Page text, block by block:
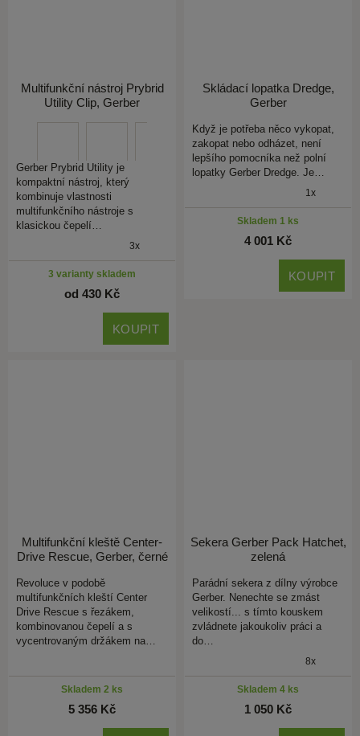
Multifunkční nástroj Prybrid
Utility Clip, Gerber
Gerber Prybrid Utility je
kompaktní nástroj, který
kombinuje vlastnosti
multifunkčního nástroje s
klasickou čepelí…
3x
3 varianty skladem
od 430 Kč
KOUPIT
Skládací lopatka Dredge,
Gerber
Když je potřeba něco vykopat,
zakopat nebo odházet, není
lepšího pomocníka než polní
lopatky Gerber Dredge. Je…
1x
Skladem 1 ks
4 001 Kč
KOUPIT
Multifunkční kleště Center-
Drive Rescue, Gerber, černé
Revoluce v podobě
multifunkčních kleští Center
Drive Rescue s řezákem,
kombinovanou čepelí a s
vycentrovaným držákem na…
Skladem 2 ks
5 356 Kč
Sekera Gerber Pack Hatchet,
zelená
Parádní sekera z dílny výrobce
Gerber. Nenechte se zmást
velikostí... s tímto kouskem
zvládnete jakoukoliv práci a
do…
8x
Skladem 4 ks
1 050 Kč